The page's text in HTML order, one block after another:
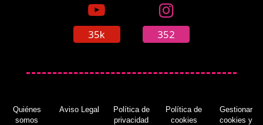
35k 352
Quiénes
somos
Aviso Legal
Política de
privacidad
Política de
cookies
Gestionar
cookies y